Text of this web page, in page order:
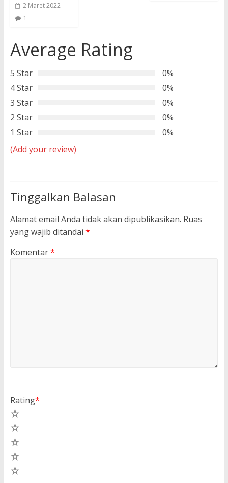
2 Maret 2022
1
Average Rating
5 Star
0%
4 Star
0%
3 Star
0%
2 Star
0%
1 Star
0%
(Add your review)
Tinggalkan Balasan
Alamat email Anda tidak akan dipublikasikan. Ruas
yang wajib ditandai *
Komentar*
Rating*